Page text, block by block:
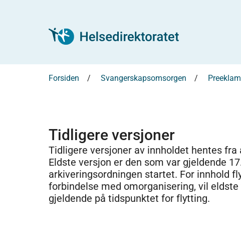
Forsiden Svangerskapsomsorgen
Tidligere versjoner
Tidligere versjoner av innholdet hentes fra
Eldste versjon er den som var gjeldende
arkiveringsordningen startet. For innhold
forbindelse med omorganisering, vil
gjeldende på tidspunktet for flytting.